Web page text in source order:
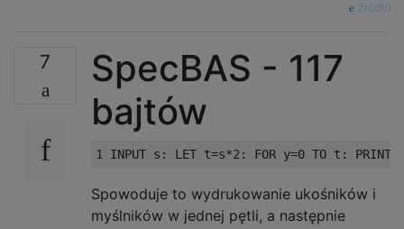
źródło
7
SpecBAS - 117
bajtów
Spowoduje to wydrukowanie ukośników i
myślników w jednej pętli, a następnie